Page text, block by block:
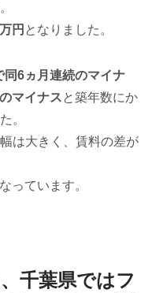
円 となりました。
同6ヵ月連続のマイナ
マイナスと築年数にか
。
は大きく、賃料の差が
っています。
千葉県ではフ